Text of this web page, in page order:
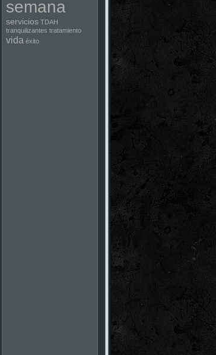
semana
servicios TDAH
tranquilizantes tratamiento
vida éxito